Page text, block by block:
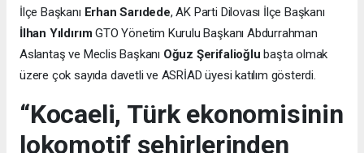
İlçe Başkanı Erhan Sarıdede, AK Parti Dilovası İlçe Başkanı
İlhan YıldırımGTO Yönetim Kurulu Başkanı Abdurrahman
Aslantaş ve Meclis Başkanı Oğuz Şerifalioğlu başta olmak
üzere çok sayıda davetli ve ASRİAD üyesi katılım gösterdi.
“Kocaeli, Türk ekonomisinin
lokomotif şehirlerinden